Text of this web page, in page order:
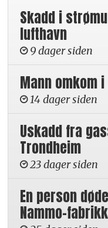
Skadd i
lufthavn
9 dager siden
Mann omkom
14 dager siden
Uskadd fra
Trondheim
23 dager siden
En person
Nammo-